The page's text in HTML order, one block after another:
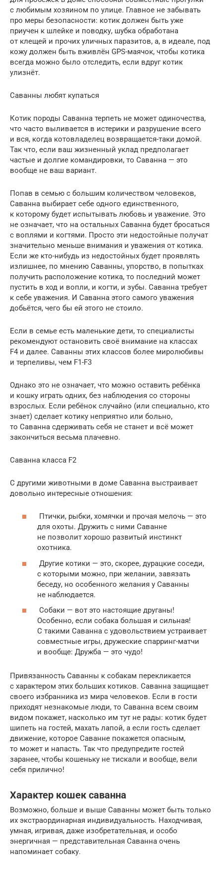
с любимым хозяином по улице. Главное не забывать
про меры безопасности: котик должен быть уже
приучен к шлейке и поводку, шубка обработана
от клещей и прочих уличных паразитов, а, в идеале, под
кожу должен быть вживлён GPS-маячок, чтобы котика
всегда можно было отследить, если вдруг котик
улизнёт.
Саванны любят купаться
Котик породы Саванна терпеть не может одиночества,
что часто выливается в истерики и разрушение всего
и вся, когда котовладелец возвращается-таки домой.
Так что, если ваш жизненный уклад предполагает
частые и долгие командировки, то Саванна — это
вообще не ваш вариант.
Попав в семью с большим количеством человеков,
Саванна выбирает себе одного единственного,
к которому будет испытывать любовь и уважение. Это
не означает, что на остальных Саванна будет бросаться
с воплями и когтями. Просто эти недостойные получат
значительно меньше внимания и уважения от котика.
Если же кто-нибудь из недостойных будет проявлять
излишнее, по мнению Саванны, упорство, в попытках
получить расположение котика, то последний может
пустить в ход и вопли, и когти, и зубы. Саванна требует
к себе уважения. И Саванна этого самого уважения
добьётся, чего бы ей этого не стоило.
Если в семье есть маленькие дети, то специалисты
рекомендуют остановить своё внимание на классах
F4 и далее. Саванны этих классов более миролюбивы
и терпеливы, чем F1-F3
Однако это не означает, что можно оставить ребёнка
и кошку играть одних, без наблюдения со стороны
взрослых. Если ребёнок случайно (или специально, кто
знает) сделает котику неприятно или больно,
то Саванна сдерживать себя не станет и всё может
закончиться весьма плачевно.
Саванна класса F2
С другими животными в доме Саванна выстраивает
довольно интересные отношения:
Птички, рыбки, хомячки и прочая мелочь — это
для охоты. Дружить с ними Саванне
не позволит хорошо развитый инстинкт
охотника.
Другие котики — это, скорее, дурацкие соседи,
с которыми можно, при желании, завязать
беседу, но особенного желания у Саванны
не наблюдается.
Собаки — вот это настоящие друганы!
Особенно, если собака большая и сильная!
С такими Саванна с удовольствием устраивает
совместные игры, дружеские спарринг-матчи
и вообще: Дружба — это чудо!
Привязанность Саванны к собакам перекликается
с характером этих больших котиков. Саванна защищает
своего избранника из мира человеков. Если в гости
приходят незнакомые люди, то Саванна всем своим
видом покажет, насколько им тут не рады: котик будет
шипеть на гостей, махать лапой, а если гость сделает
движение, которое Саванне покажется опасным,
то может и напасть. Так что предупредите гостей
заранее, чтобы кошеньку не тискали и вообще, вели
себя прилично!
Характер кошек саванна
Возможно, больше и выше Саванны может быть только
их экстраординарная индивидуальность. Находчивая,
умная, игривая, даже изобретательная, и особо
энергичная — представительная Саванна очень
напоминает собаку.